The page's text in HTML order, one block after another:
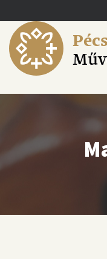
a
tartalomra